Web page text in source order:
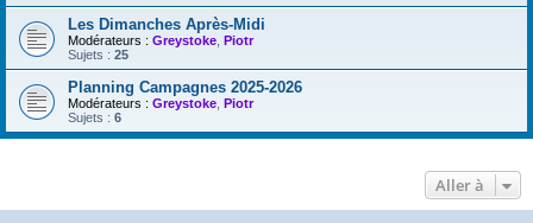
Les Dimanches Après-Midi
Modérateurs : Greystoke Piotr
Sujets : 25
Planning Campagnes 2025-2026
Modérateurs : Greystoke Piotr
Sujets : 6
Aller à